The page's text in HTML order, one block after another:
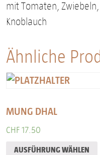
mit Tomaten,
Knoblauch
Ähnliche
MUNG DHAL
CHF 17.50
AUSFÜHRUNG WÄHLEN